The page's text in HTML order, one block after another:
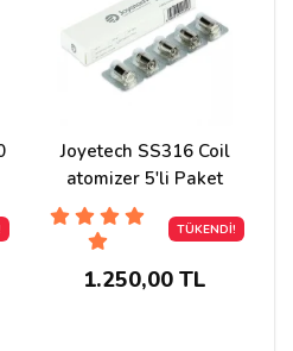
joyetech-coil
03/03/2020
Bugün geldi kargo.
bu arada.
Joyetech SS316 Coil
atomizer 5'li Paket
TÜKENDİ!
1.250,00 TL